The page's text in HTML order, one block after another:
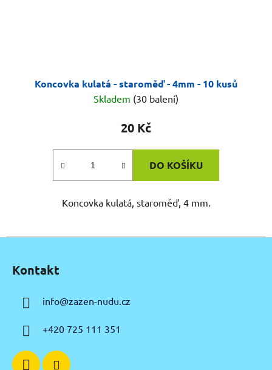
Koncovka kulatá - staroměď - 4mm - 10 kusů
Skladem (30 balení)
20 Kč
DO KOŠÍKU
Koncovka kulatá, staroměď, 4 mm.
Kontakt
info@zazen-nudu.cz
+420 725 111 351